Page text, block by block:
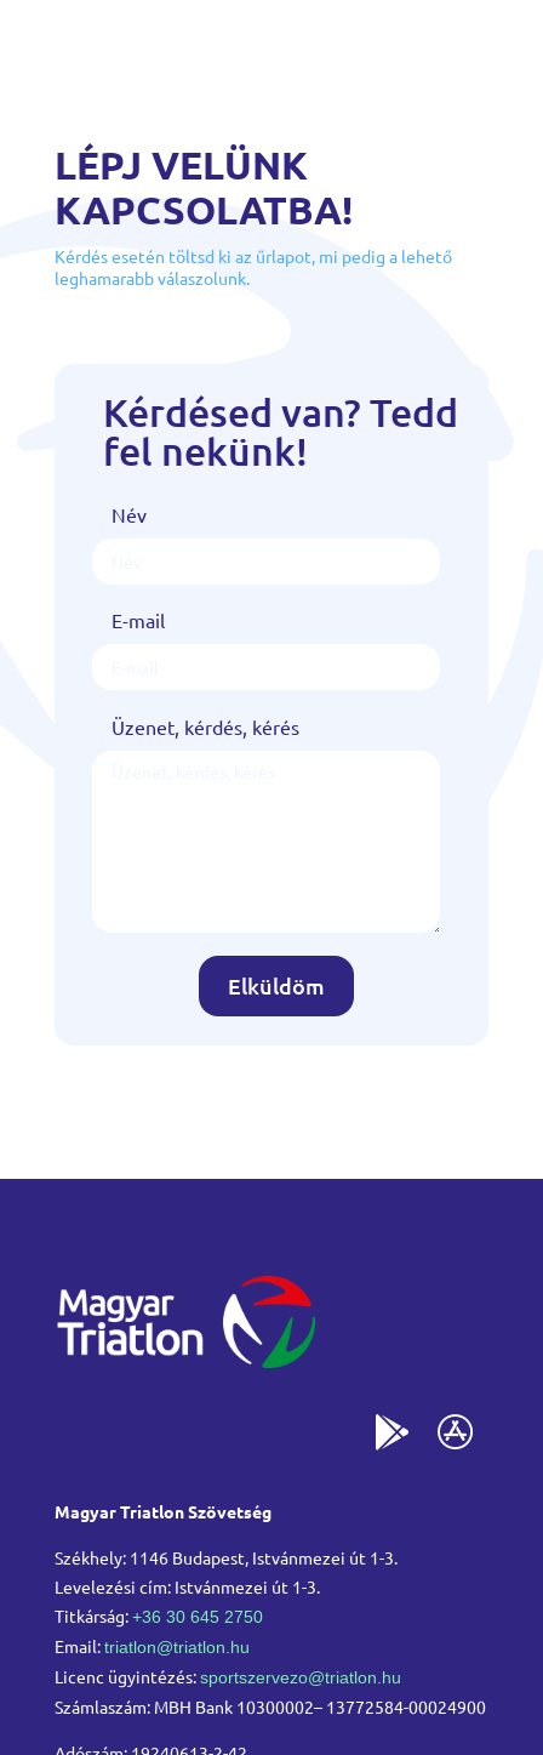
LÉPJ VELÜNK
KAPCSOLATBA!
Kérdés esetén töltsd ki az űrlapot, mi pedig a lehető
leghamarabb válaszolunk.
Kérdésed van? Tedd
fel nekünk!
Név
E-mail
Üzenet, kérdés, kérés
Elküldöm
Magyar Triatlon Szövetség
Székhely: 1146 Budapest, Istvánmezei út 1-3.
Levelezési cím: Istvánmezei út 1-3.
Titkárság:+36 30 645 2750
Email:triatlon@triatlon.hu
Licenc ügyintézés:sportszervezo@triatlon.hu
Számlaszám: MBH Bank 10300002– 13772584-00024900